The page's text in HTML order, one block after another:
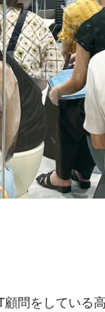
問をしている